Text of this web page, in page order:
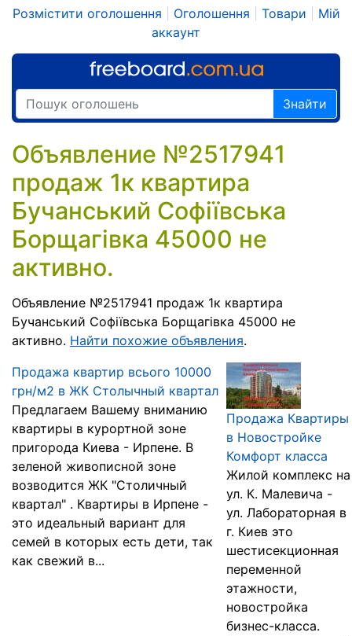
Розмістити оголошення Оголошення Товари
Мій
аккаунт
Знайти
Объявление №2517941
продаж 1к квартира
Бучанський Софіївська
Борщагівка 45000 не
активно.
Объявление №2517941 продаж 1к квартира
Бучанський Софіївська Борщагівка 45000 не
активно. Найти похожие объявления.
Продажа квартир всього 10000
грн/м2 в ЖК Столычный квартал
Предлагаем Вашему вниманию
квартиры в курортной зоне
пригорода Киева - Ирпене. В
зеленой живописной зоне
возводится ЖК "Столичный
квартал" . Квартиры в Ирпене -
это идеальный вариант для
семей в которых есть дети, так
как свежий в...
Продажа Квартиры
в Новостройке
Комфорт класса
Жилой комплекс на
ул. К. Малевича -
ул. Лабораторная в
г. Киев это
шестисекционная
переменной
этажности,
новостройка
бизнес-класса.